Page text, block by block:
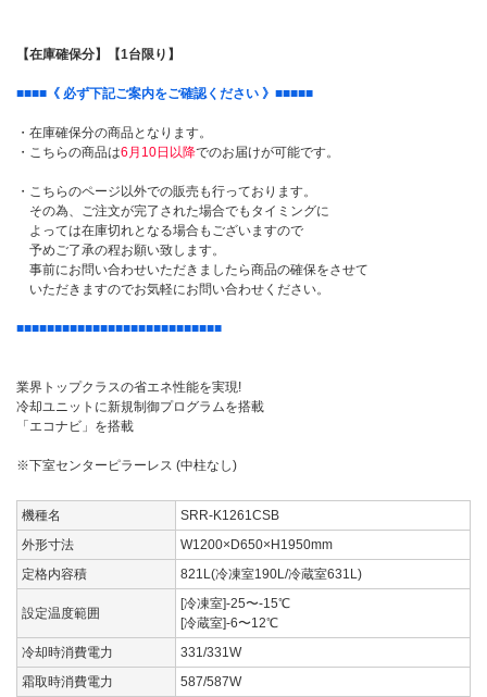
【在庫確保分】【1台限り】
■■■■ 《 必ず下記ご案内をご確認ください 》 ■■■■■
・在庫確保分の商品となります。
・こちらの商品は6月10日以降でのお届けが可能です。
・こちらのページ以外での販売も行っております。
その為、ご注文が完了された場合でもタイミングに
よっては在庫切れとなる場合もございますので
予めご了承の程お願い致します。
事前にお問い合わせいただきましたら商品の確保をさせて
いただきますのでお気軽にお問い合わせください。
■■■■■■■■■■■■■■■■■■■■■■■■■■■
業界トップクラスの省エネ性能を実現!
冷却ユニットに新規制御プログラムを搭載
「エコナビ」を搭載
※下室センターピラーレス (中柱なし)
機種名
SRR-K1261CSB
外形寸法
W1200×D650×H1950mm
定格内容積
821L(冷凍室190L/冷蔵室631L)
設定温度範囲
[冷凍室]-25〜-15℃
[冷蔵室]-6〜12℃
冷却時消費電力
331/331W
霜取時消費電力
587/587W